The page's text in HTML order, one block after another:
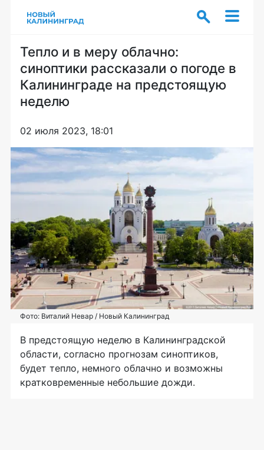
Тепло и в меру облачно:
синоптики рассказали о погоде в
Калининграде на предстоящую
неделю
02 июля 2023, 18:01
Фото: Виталий Невар / Новый Калининград
В предстоящую неделю в Калининградской
области, согласно прогнозам синоптиков,
будет тепло, немного облачно и возможны
кратковременные небольшие дожди.